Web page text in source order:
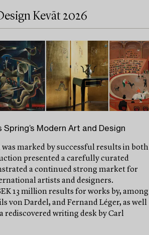
Kevät 2026
Modern Art and Design
marked by successful results in both
presented a carefully curated
a continued strong market for
artists and designers.
13 million results for works by, among
von Dardel, and Fernand Léger, as well
rediscovered writing desk by Carl